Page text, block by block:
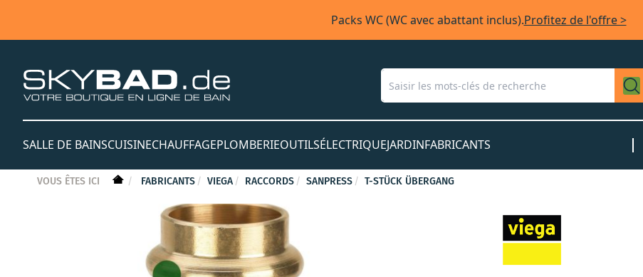
Packs WC (WC avec abattant inclus).Profitez de l'offre >
SALLE DE BAINSCUISINECHAUFFAGEPLOMBERIEOUTILSÉLECTRIQUEJARDINFABRICANTS
VOUS ÊTES ICI FABRICANTS VIEGA RACCORDS SANPRESS T-STÜCK ÜBERGANG